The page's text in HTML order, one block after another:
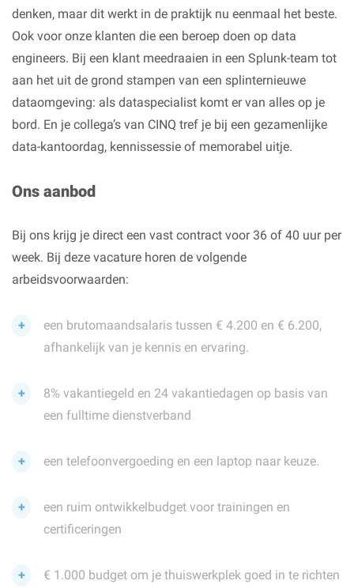
denken, maar dit werkt in de praktijk nu eenmaal het beste.
Ook voor onze klanten die een beroep doen op data
engineers. Bij een klant meedraaien in een Splunk-team tot
aan het uit de grond stampen van een splinternieuwe
dataomgeving: als dataspecialist komt er van alles op je
bord. En je collega’s van CINQ tref je bij een gezamenlijke
data-kantoordag, kennissessie of memorabel uitje.
Ons aanbod
Bij ons krijg je direct een vast contract voor 36 of 40 uur per
week. Bij deze vacature horen de volgende
arbeidsvoorwaarden:
een brutomaandsalaris tussen € 4.200 en € 6.200,
afhankelijk van je kennis en ervaring.
8% vakantiegeld en 24 vakantiedagen op basis van
een fulltime dienstverband
een telefoonvergoeding en een laptop naar keuze.
een ruim ontwikkelbudget voor trainingen en
certificeringen
€ 1.000 budget om je thuiswerkplek goed in te richten